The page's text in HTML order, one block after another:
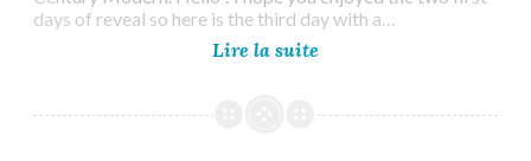
days of reveal so here is the third day with a…
Lire la suite
February